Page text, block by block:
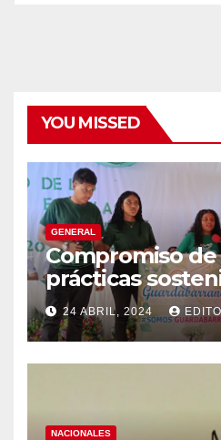
YOU MISSED
GENERAL
Compromiso
prácticas
conciencia
instituciones
24 ABRIL, 2024
NACIONALES